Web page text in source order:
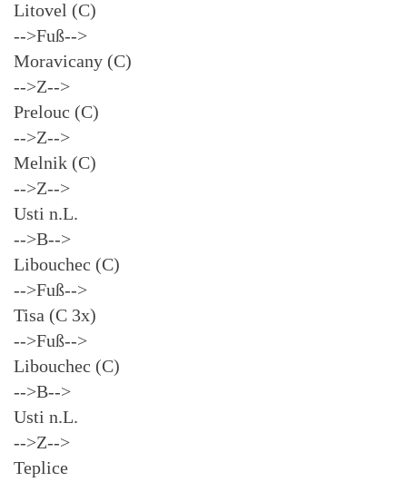
Litovel (C)
-->Fuß-->
Moravicany (C)
-->Z-->
Prelouc (C)
-->Z-->
Melnik (C)
-->Z-->
Usti n.L.
-->B-->
Libouchec (C)
-->Fuß-->
Tisa (C 3x)
-->Fuß-->
Libouchec (C)
-->B-->
Usti n.L.
-->Z-->
Teplice